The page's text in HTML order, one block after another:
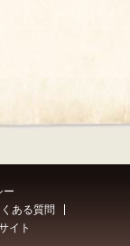
ー
くある質問
イト